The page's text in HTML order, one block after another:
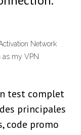
Network
as my VPN
test complet
principales
code promo